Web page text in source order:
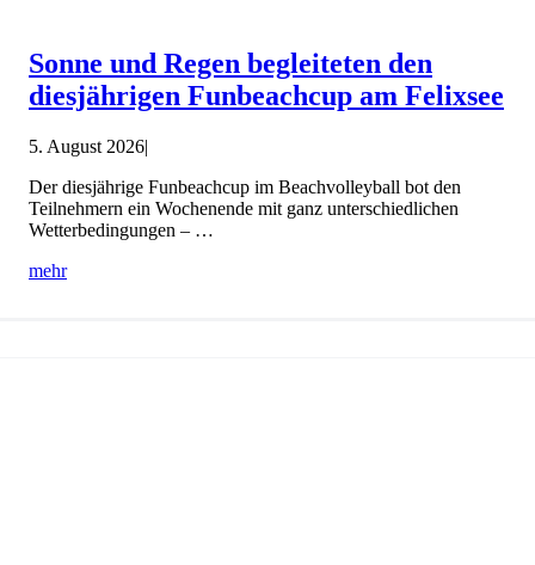
Sonne und Regen begleiteten den
diesjährigen Funbeachcup am Felixsee
5. August 2026|
Der diesjährige Funbeachcup im Beachvolleyball bot den
Teilnehmern ein Wochenende mit ganz unterschiedlichen
Wetterbedingungen – …
mehr